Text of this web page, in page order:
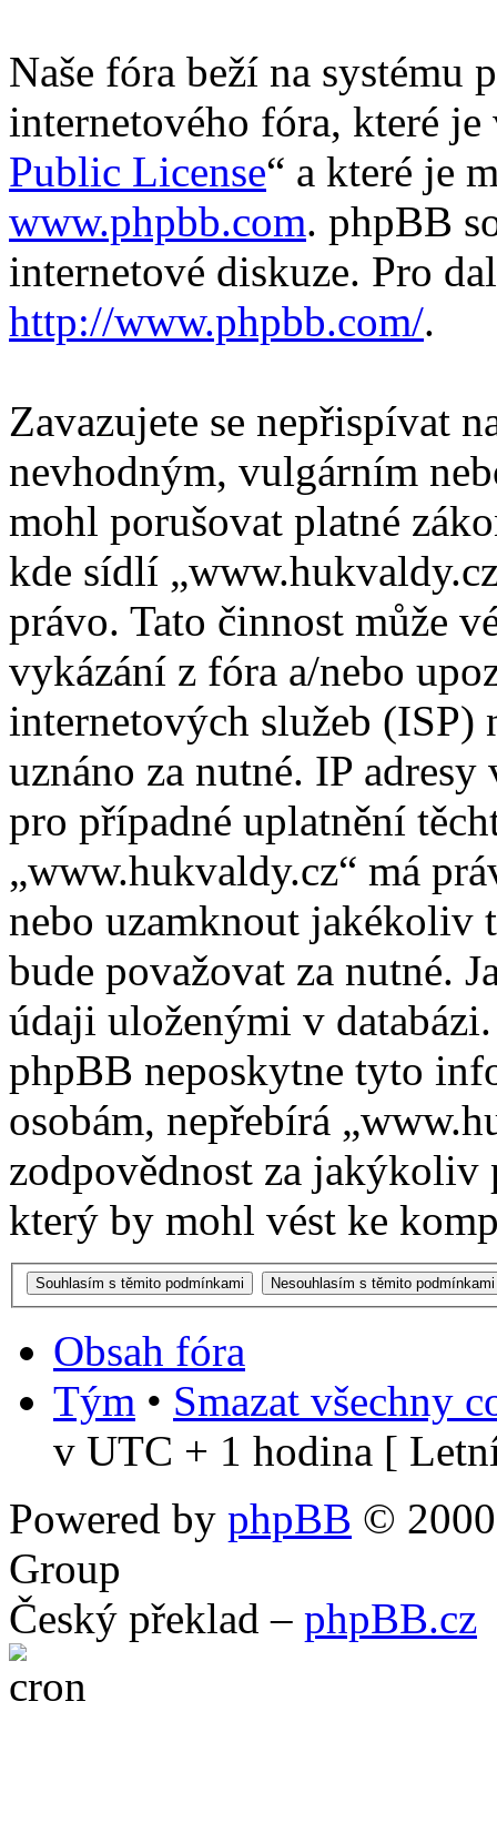
Naše fóra beží na systému
internetového fóra, které
Public License“ a které je
www.phpbb.com. phpBB
internetové diskuze. Pro
http://www.phpbb.com/.
Zavazujete se nepřispívat
nevhodným, vulgárním
mohl porušovat platné
kde sídlí
právo. Tato činnost může
vykázání z fóra a/nebo
internetových služeb (ISP)
uznáno za nutné. IP
pro případné uplatnění
„www.hukvaldy.cz“ má
nebo uzamknout jakékoliv
bude považovat za nutné.
údaji uloženými v
phpBB neposkytne tyto
osobám, nepřebírá
zodpovědnost za
který by mohl vést ke
Obsah fóra
Tým • Smazat všechny
v UTC + 1 hodina [
Powered by phpBB ©
Group
Český překlad – phpBB.cz